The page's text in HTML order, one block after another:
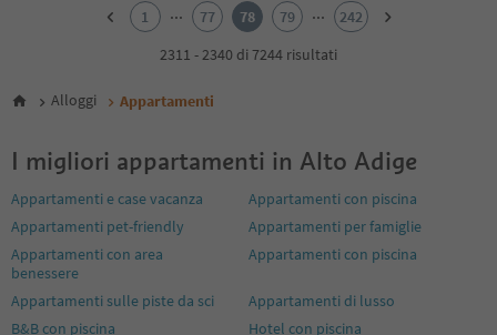
6
11
12
13
14
15
1 ... 77 78 79 ...
242
2311 - 2340 di 7244 risultati
Alloggi Appartamenti
I migliori appartamenti in Alto Adige
Appartamenti e case vacanza
Appartamenti con piscina
Appartamenti pet-friendly
Appartamenti per famiglie
Appartamenti con area
benessere
Appartamenti con piscina
Appartamenti sulle piste da sci
Appartamenti di lusso
B&B con piscina
Hotel con piscina